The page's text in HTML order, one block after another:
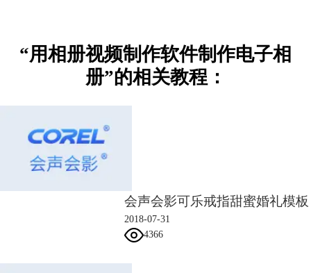
教程的帮助下，小莉至今编辑的相册不下百部，还帮助朋友编辑过相册，
效果俱佳，深受好评！ 岁月的痕迹随着时间消散，却在相册视频制作软
“用相册视频制作软件制作电子相
册”的相关教程：
会声会影可乐戒指甜蜜婚礼模板
2018-07-31
4366